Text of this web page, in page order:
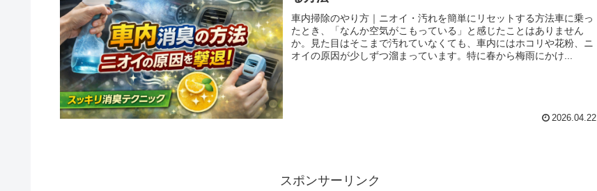
車内掃除のやり方｜ニオイ・汚れを簡単にリセットする方法車に乗っ
たとき、「なんか空気がこもっている」と感じたことはありません
か。見た目はそこまで汚れていなくても、車内にはホコリや花粉、ニ
オイの原因が少しずつ溜まっています。特に春から梅雨にかけ...
2026.04.22
スポンサーリンク